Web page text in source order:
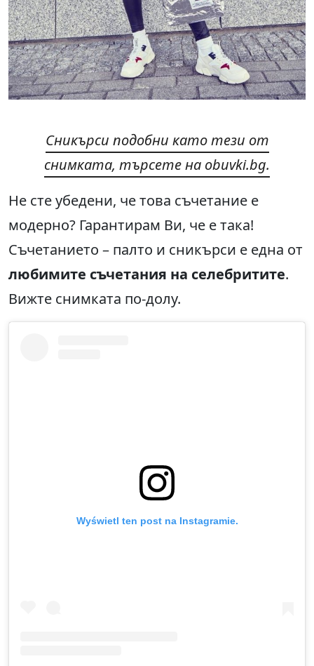
Сникърси подобни като тези от
снимката, търсете на obuvki.bg.
Не сте убедени, че това съчетание е
модерно? Гарантирам Ви, че е така!
Съчетанието – палто и сникърси е една от
любимите съчетания на селебритите.
Вижте снимката по-долу.
Wyświetl ten post na Instagramie.